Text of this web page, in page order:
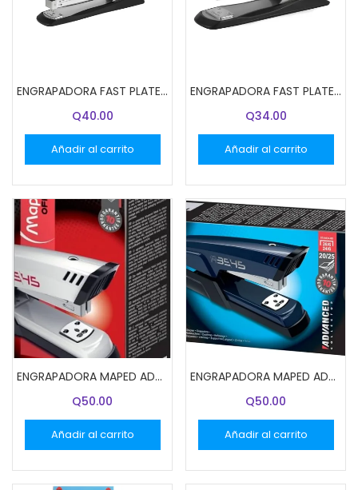
ENGRAPADORA FAST PLATEADA EF-20
Q40.00
Añadir al carrito
ENGRAPADORA FAST PLATEADO EF-15
Q34.00
Añadir al carrito
ENGRAPADORA MAPED ADVANCED METALICA BLANCO
Q50.00
Añadir al carrito
ENGRAPADORA MAPED ADVANCED METALIZA AZUL
Q50.00
Añadir al carrito